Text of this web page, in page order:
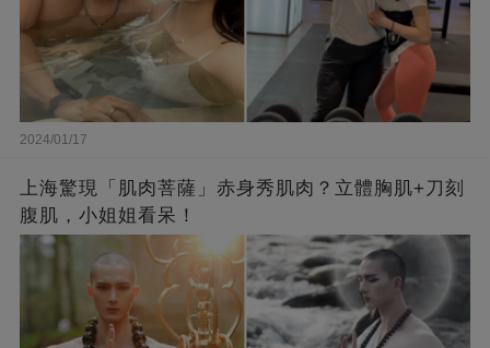
2024/01/17
上海驚現「肌肉菩薩」赤身秀肌肉？立體胸肌+刀刻
腹肌，小姐姐看呆！